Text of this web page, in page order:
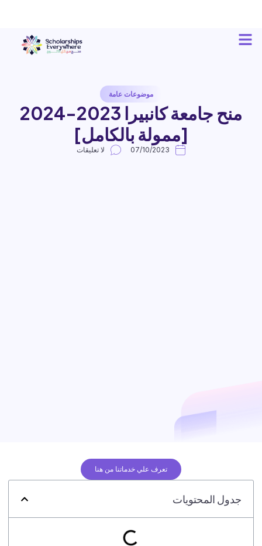
موضوعات عامة
منح جامعة كانبيرا 2023-2024
[ممولة بالكامل]
07/10/2023 لا تعليقات
تعرف علي خدماتنا من هنا
جدول المحتويات